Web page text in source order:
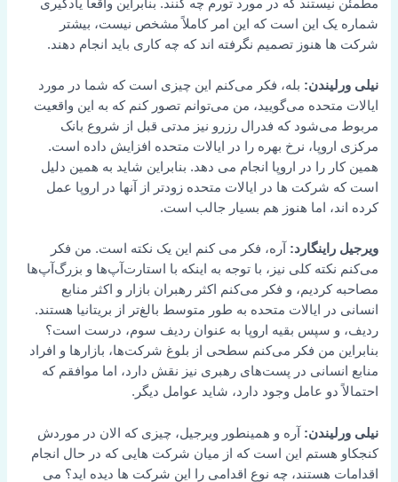
مطمئن نیستند که در مورد تورم چه کنند. بنابراین واقعاً یادگیری
شماره یک این است که این امر کاملاً مشخص نیست، بیشتر
شرکت ها هنوز تصمیم نگرفته اند که چه کاری باید انجام دهند.
نیلی ورلیندن: بله، فکر می‌کنم این چیزی است که شما در مورد
ایالات متحده می‌گویید، من می‌توانم تصور کنم که به این واقعیت
مربوط می‌شود که فدرال رزرو نیز مدتی قبل از شروع بانک
مرکزی اروپا، نرخ بهره را در ایالات متحده افزایش داده است.
همین کار را در اروپا انجام می دهد. بنابراین شاید به همین دلیل
است که شرکت ها در ایالات متحده زودتر از آنها در اروپا عمل
کرده اند، اما هنوز هم بسیار جالب است.
ویرجیل راینگارد: آره، فکر می کنم این یک نکته است. من فکر
می‌کنم نکته کلی نیز، با توجه به اینکه با استارت‌آپ‌ها و بزرگ‌آپ‌ها
مصاحبه کردیم، و فکر می‌کنم اکثر رهبران بازار و اکثر منابع
انسانی در ایالات متحده به طور متوسط بالغ‌تر از بریتانیا هستند.
ردیف، و سپس بقیه اروپا به عنوان ردیف سوم، درست است؟
بنابراین من فکر می‌کنم سطحی از بلوغ شرکت‌ها، بازارها و افراد
منابع انسانی در پست‌های رهبری نیز نقش دارد، اما موافقم که
احتمالاً دو عامل وجود دارد، شاید عوامل دیگر.
نیلی ورلیندن: آره و همینطور ویرجیل، چیزی که الان در موردش
کنجکاو هستم این است که از میان شرکت هایی که در حال انجام
اقدامات هستند، چه نوع اقدامی را این شرکت ها دیده اید؟ می